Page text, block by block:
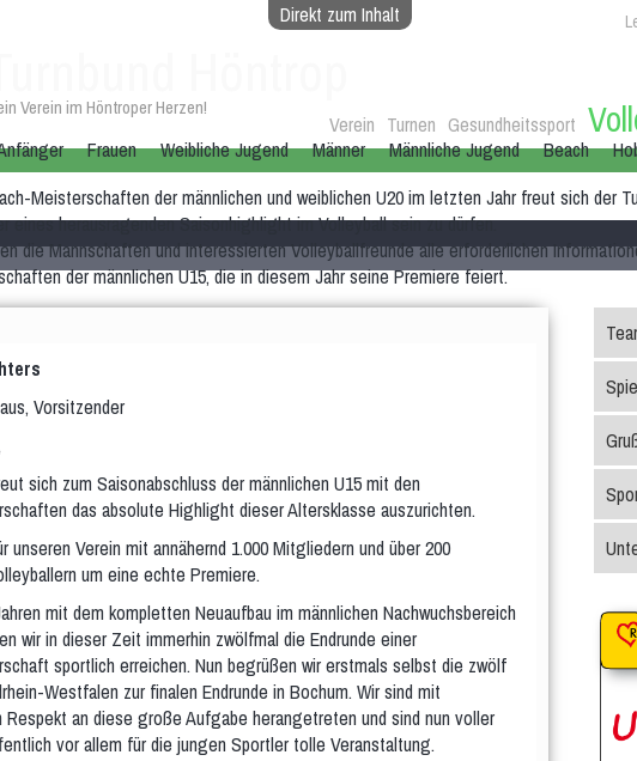
Direkt zum Inhalt
Verein im Höntroper Herzen!
Verein Turnen Gesundheitssport
Frauen Weibliche Jugend Männer Männliche Jugend Beach
Meisterschaften der männlichen und weiblichen U20 im letzten Jahr freut sich der
eines herausragenden Saisonhighlight im Volleyball sein zu dürfen.
die Mannschaften und interessierten Volleyballfreunde alle erforderlichen
der männlichen U15, die in diesem Jahr seine Premiere feiert.
sich zum Saisonabschluss der männlichen U15 mit den
das absolute Highlight dieser Altersklasse auszurichten.
unseren Verein mit annähernd 1.000 Mitgliedern und über 200
um eine echte Premiere.
mit dem kompletten Neuaufbau im männlichen Nachwuchsbereich
wir in dieser Zeit immerhin zwölfmal die Endrunde einer
sportlich erreichen. Nun begrüßen wir erstmals selbst die zwölf
Westfalen zur finalen Endrunde in Bochum. Wir sind mit
Respekt an diese große Aufgabe herangetreten und sind nun voller
vor allem für die jungen Sportler tolle Veranstaltung.